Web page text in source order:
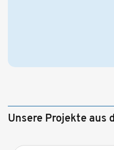
Unsere Projekte aus